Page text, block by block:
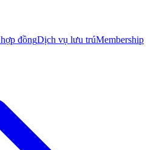
đồngDịch vụ lưu trúMembership